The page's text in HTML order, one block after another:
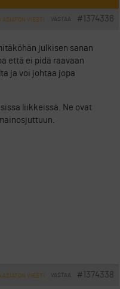
#1374336
VASTAA
ASIATON VIESTI
julkisen sanan
että ei pidä raavaan
ja voi johtaa jopa
liikkeissä. Ne ovat
#1374338
VASTAA
ASIATON VIESTI